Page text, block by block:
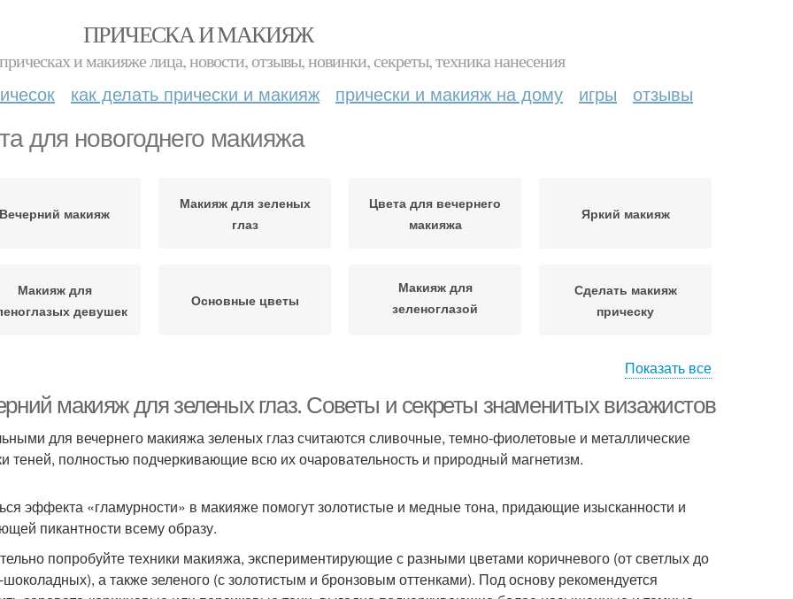
ПРИЧЕСКА И МАКИЯЖ
и макияже лица, новости, отзывы, новинки, секреты, техника нанесения
как делать прически и макияж прически и макияж на дому игры отзывы
для новогоднего макияжа
Вечерний макияж
Макияж для зеленых
глаз
Цвета для вечернего
макияжа
Яркий макияж
Макияж для
девушек
Основные цветы
Макияж для
зеленоглазой
Сделать макияж
прическу
прическа
макияж
макияж
Показать все
макияж для зеленых глаз. Советы и секреты знаменитых визажистов
для вечернего макияжа зеленых глаз считаются сливочные, темно-фиолетовые и металлические
теней, полностью подчеркивающие всю их очаровательность и природный магнетизм.
эффекта «гламурности» в макияже помогут золотистые и медные тона, придающие изысканности и
пикантности всему образу.
попробуйте техники макияжа, экспериментирующие с разными цветами коричневого (от светлых до
а также зеленого (с золотистым и бронзовым оттенками). Под основу рекомендуется